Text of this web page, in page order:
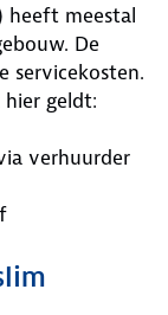
heeft meestal
De
servicekosten.
geldt:
verhuurder